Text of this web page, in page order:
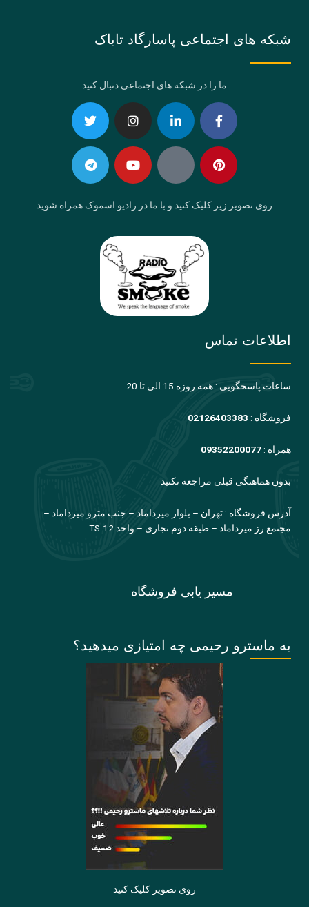
شبکه های اجتماعی پاسارگاد تاباک
ما را در شبکه های اجتماعی دنبال کنید
Facebook-
f
Linkedin-
in
Instagram
Twitter Pinterest
Eaparat
Youtube
Telegram
روی تصویر زیر کلیک کنید و با ما در رادیو اسموک همراه شوید
اطلاعات تماس
ساعات پاسخگویی : همه روزه 15 الی تا 20
فروشگاه : 02126403383
همراه : 09352200077
بدون هماهنگی قبلی مراجعه نکنید
آدرس فروشگاه : تهران – بلوار میرداماد – جنب مترو میرداماد –
مجتمع رز میرداماد – طبقه دوم تجاری – واحد TS-12
مسیر یابی فروشگاه
به ماسترو رحیمی چه امتیازی میدهید؟
روی تصویر کلیک کنید